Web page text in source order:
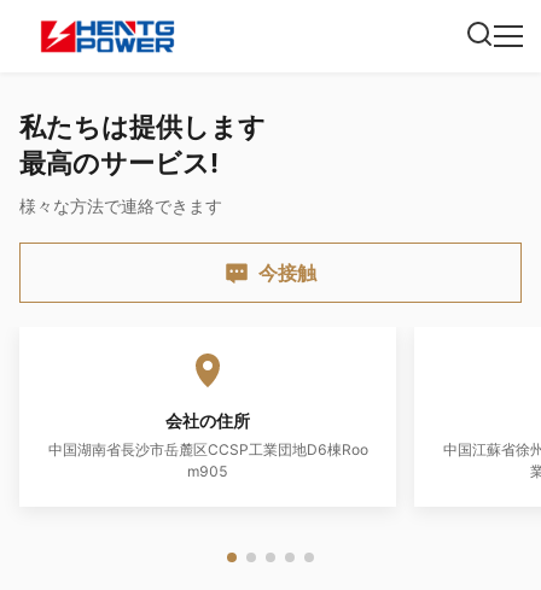
私たちは提供します
最高のサービス!
様々な方法で連絡できます
今接触
会社の住所
中国湖南省長沙市岳麓区CCSP工業団地D6棟Roo
m905
中国江蘇省徐